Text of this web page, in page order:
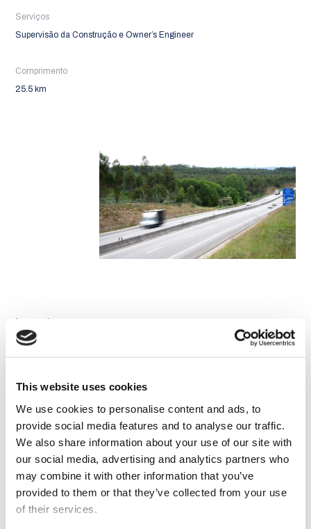
This website uses cookies
We use cookies to personalise content and ads, to
provide social media features and to analyse our traffic.
We also share information about your use of our site with
our social media, advertising and analytics partners who
may combine it with other information that you’ve
provided to them or that they’ve collected from your use
of their services.
Serviços
Supervisão da Construção e Owner’s Engineer
Comprimento
25.5 km
Impacto
A Quadrante foi responsável pela prestação de
Qualidade, Planeamento, Coordenação de
execução da Empreitada da Grande Reparação
do Pavimento do Grupo I de Sublanços,
realizada na Concessão Beiras Litoral e Alta.